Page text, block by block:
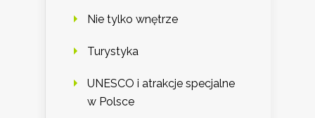
Nie tylko wnętrze
Turystyka
UNESCO i atrakcje specjalne
w Polsce